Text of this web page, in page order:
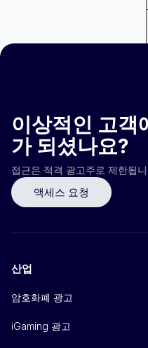
이상적인 고객
가 되셨나요?
접근은 적격 광고주로 제한됩
액세스 요청
산업
암호화폐 광고
iGaming 광고